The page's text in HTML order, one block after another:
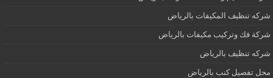
شركه تنظيف المكيفات بالرياض
شركة فك وتركيب مكيفات بالرياض
شركه تنظيف بالرياض
محل تفصيل كنب بالرياض